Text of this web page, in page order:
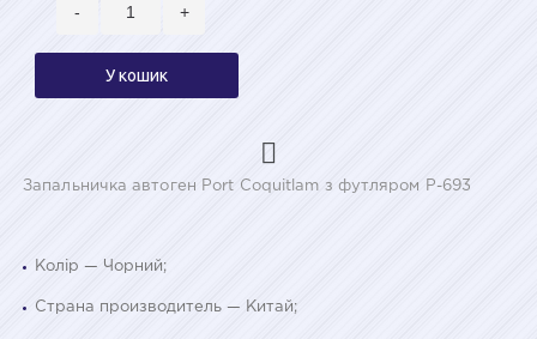
- +
У кошик
Запальничка автоген Port Coquitlam з футляром P-693
Колір — Чорний;
Страна производитель — Китай;